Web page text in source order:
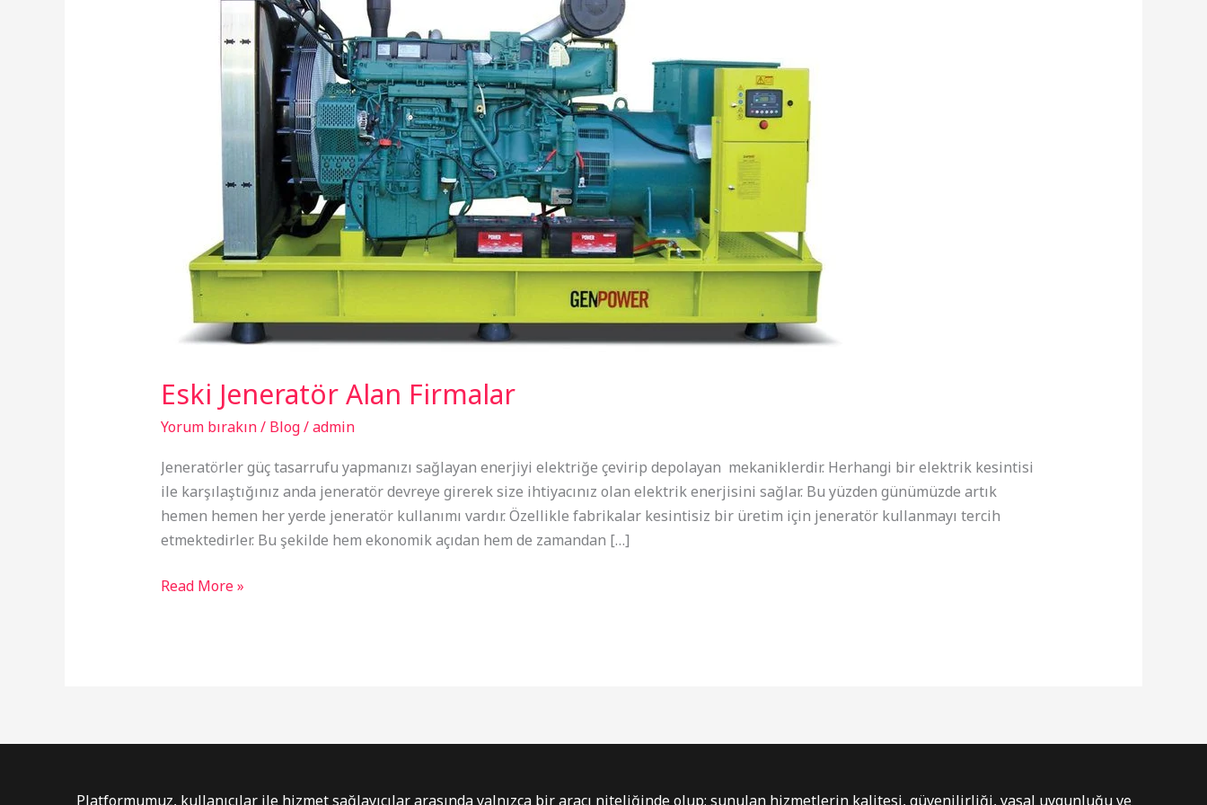
Eski Jeneratör Alan Firmalar
Yorum bırakın/ Blog/admin
Jeneratörler güç tasarrufu yapmanızı sağlayan enerjiyi elektriğe çevirip depolayan mekaniklerdir. Herhangi bir elektrik kesintisi
ile karşılaştığınız anda jeneratör devreye girerek size ihtiyacınız olan elektrik enerjisini sağlar. Bu yüzden günümüzde artık
hemen hemen her yerde jeneratör kullanımı vardır. Özellikle fabrikalar kesintisiz bir üretim için jeneratör kullanmayı tercih
etmektedirler. Bu şekilde hem ekonomik açıdan hem de zamandan […]
Read More »
Platformumuz, kullanıcılar ile hizmet sağlayıcılar arasında yalnızca bir aracı niteliğinde olup; sunulan hizmetlerin kalitesi, güvenilirliği, yasal uygunluğu ve